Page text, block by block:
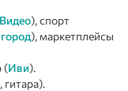
), спорт
), маркетплейсы
(Иви).
гитара).